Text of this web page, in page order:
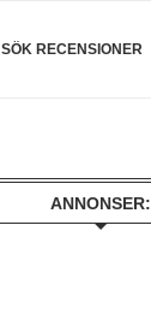
SÖK RECENSIONER
ANNONSER: